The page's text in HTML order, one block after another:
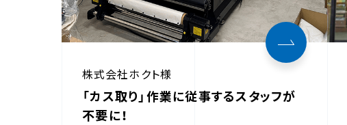
株式会社ホクト様
「カス取り」作業に従事するスタッフが
不要に！